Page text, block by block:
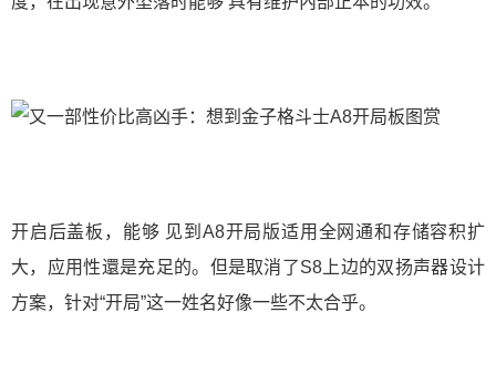
开启后盖板，能够 见到A8开局版适用全网通和存储容积扩
大，应用性還是充足的。但是取消了S8上边的双扬声器设计
方案，针对“开局”这一姓名好像一些不太合乎。